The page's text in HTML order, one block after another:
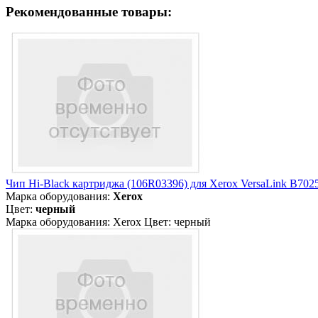
Рекомендованные товары:
Чип Hi-Black картриджа (106R03396) для Xerox VersaLink
Марка оборудования: Xerox
Цвет: черный
Марка оборудования: Xerox Цвет: черный